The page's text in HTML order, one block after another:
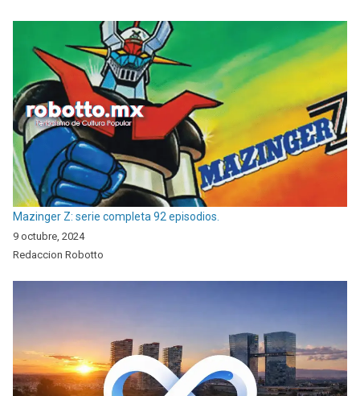
Mazinger Z: serie completa 92 episodios.
9 octubre, 2024
Redaccion Robotto